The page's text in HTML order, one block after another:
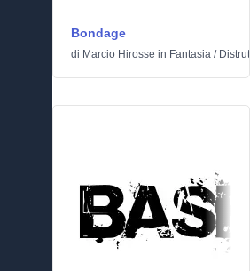
Bondage
di Marcio Hirosse in Fantasia /